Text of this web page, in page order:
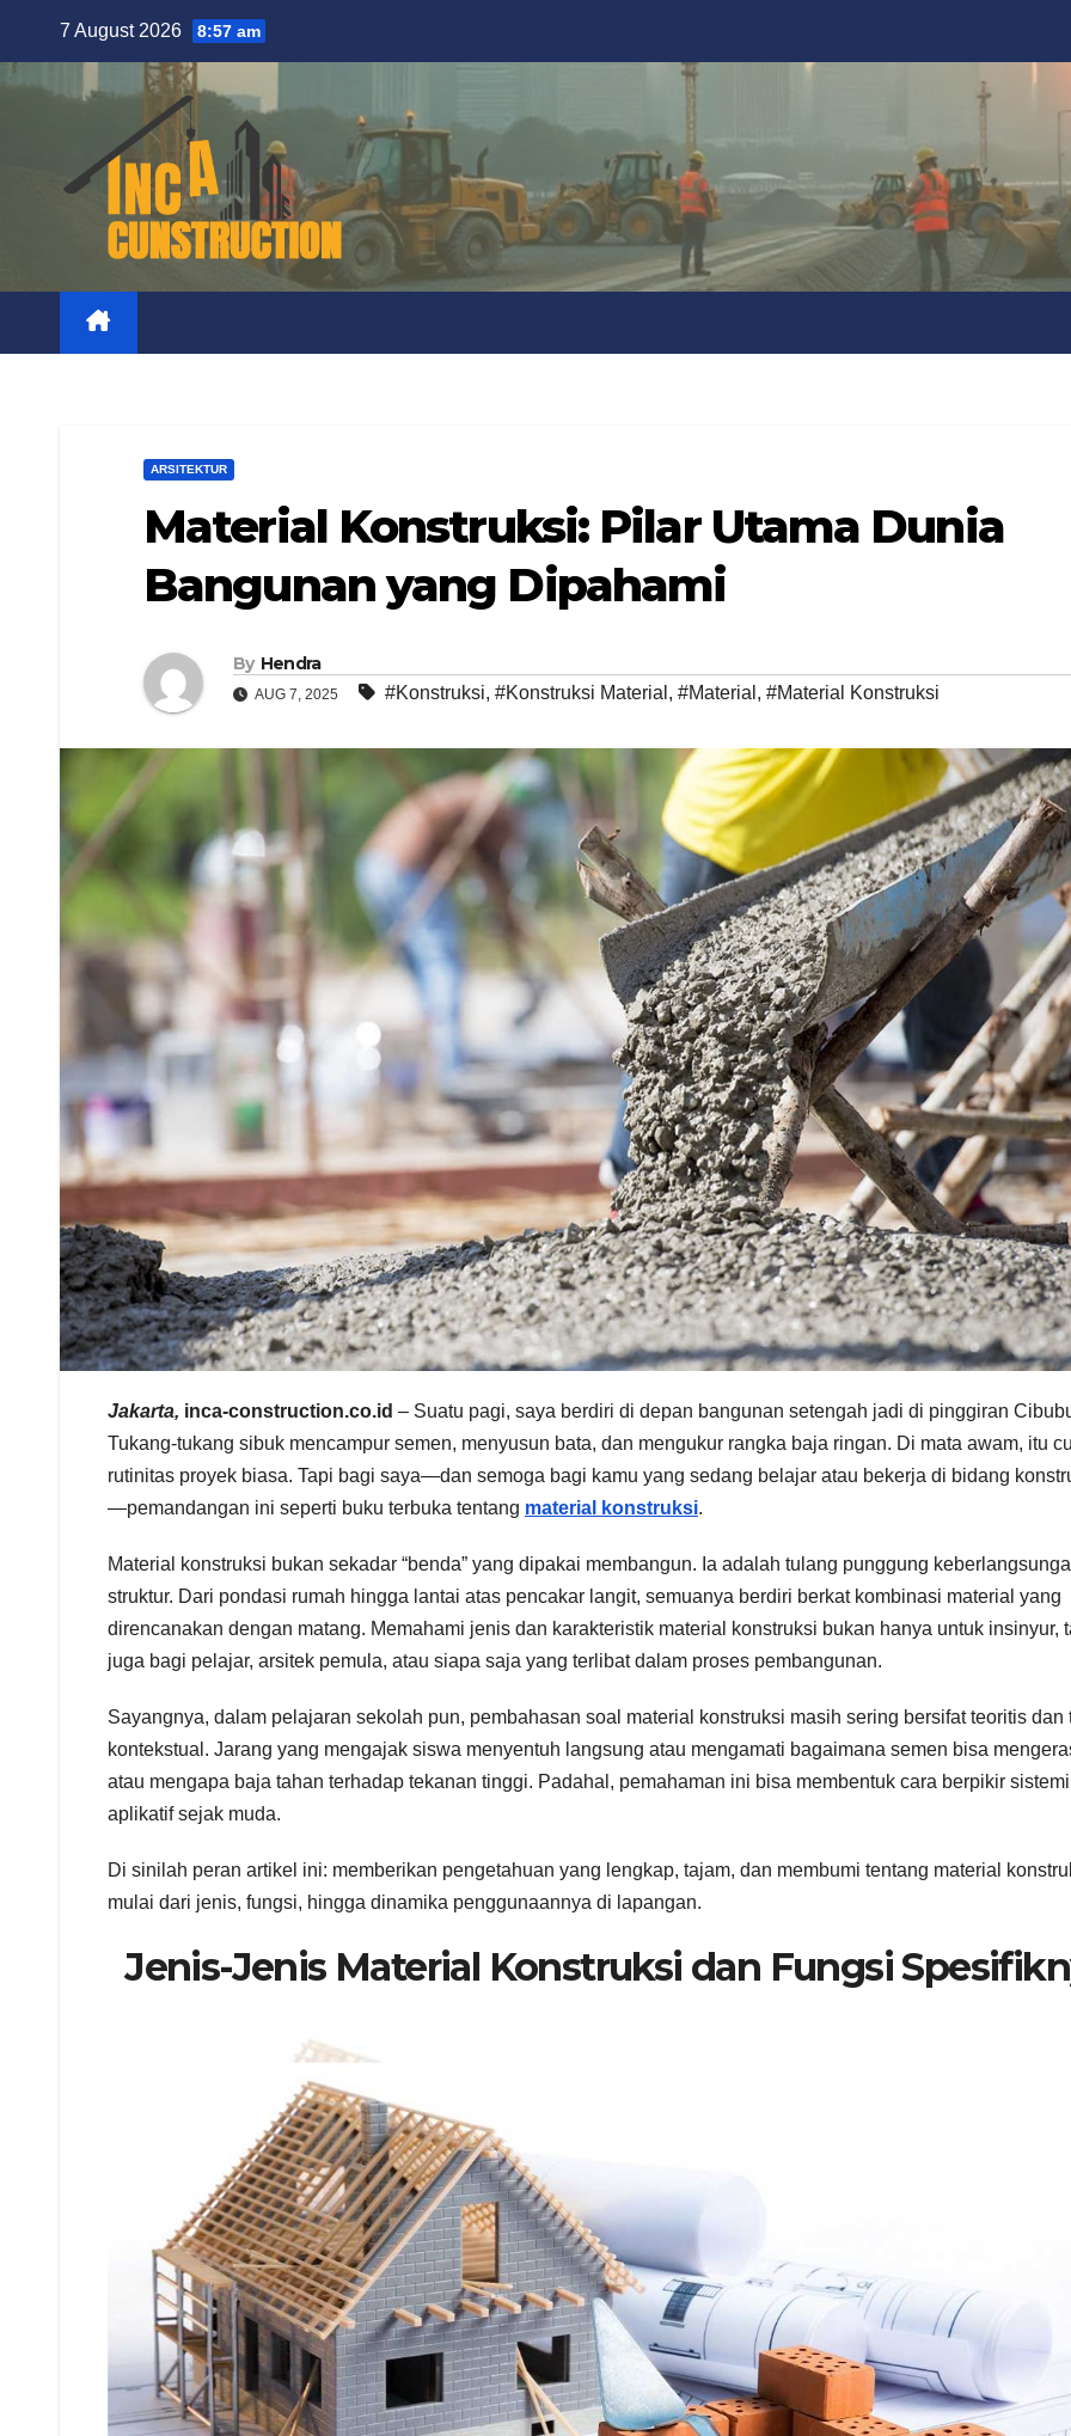
content
7 August 2026 8:57 am
ARSITEKTUR
Material Konstruksi: Pilar Utama Dunia
Bangunan yang Dipahami
By Hendra
AUG 7, 2025 #Konstruksi, #Konstruksi Material , #Material , #Material Konstruksi
Jakarta, inca-construction.co.id – Suatu pagi, saya berdiri di depan bangunan setengah jadi di pinggiran
Tukang-tukang sibuk mencampur semen, menyusun bata, dan mengukur rangka baja ringan. Di mata awam, itu
rutinitas proyek biasa. Tapi bagi saya—dan semoga bagi kamu yang sedang belajar atau bekerja di bidang
—pemandangan ini seperti buku terbuka tentang material konstruksi.
Material konstruksi bukan sekadar “benda” yang dipakai membangun. Ia adalah tulang punggung
struktur. Dari pondasi rumah hingga lantai atas pencakar langit, semuanya berdiri berkat kombinasi material yang
direncanakan dengan matang. Memahami jenis dan karakteristik material konstruksi bukan hanya untuk insinyur,
juga bagi pelajar, arsitek pemula, atau siapa saja yang terlibat dalam proses pembangunan.
Sayangnya, dalam pelajaran sekolah pun, pembahasan soal material konstruksi masih sering bersifat teoritis dan
kontekstual. Jarang yang mengajak siswa menyentuh langsung atau mengamati bagaimana semen bisa
atau mengapa baja tahan terhadap tekanan tinggi. Padahal, pemahaman ini bisa membentuk cara berpikir
aplikatif sejak muda.
Di sinilah peran artikel ini: memberikan pengetahuan yang lengkap, tajam, dan membumi tentang material
mulai dari jenis, fungsi, hingga dinamika penggunaannya di lapangan.
Jenis-Jenis Material Konstruksi dan Fungsi